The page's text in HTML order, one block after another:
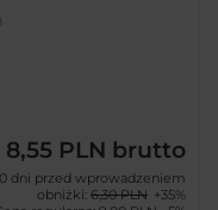
8,55 PLN brutto
dni przed wprowadzeniem
obniżki: 6,30 PLN +35%